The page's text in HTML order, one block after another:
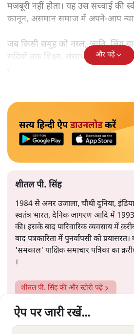
मजबूरी नहीं होता। यह उस सच्चाई की
कानून, असमान समाज में अपने-आप
जब किसी समूह को नस्ल, जाति, लिंग
सदियों तक शिक्षा, संसाधनों और सम्मान
केवल ‘सब बराबर हैं’ कह देने से स्थिति
और पढ़ें
सत्य हिन्दी ऐपडाउनलोडकरें
शीतल पी. सिंह
1984 से अमर उजाला, चौथी दुनिया,
स्वतंत्र भारत, दैनिक जागरण आदि में 1993
की। इसके बाद पारिवारिक व्यवसाय में
बाद पत्रकारिता में पुनर्वापसी को
'समकाल' पाक्षिक समाचार पत्रिका का
।
शीतल पी. सिंहकी और स्टोरी पढ़ें
ऐप पर जारी रखें...
ऐप पर जारी रखें...
ऐप पर जारी रखें...
ऐप पर जारी रखें...
ऐप पर जारी रखें...
ऐप पर जारी रखें...
ऐप पर जारी रखें...